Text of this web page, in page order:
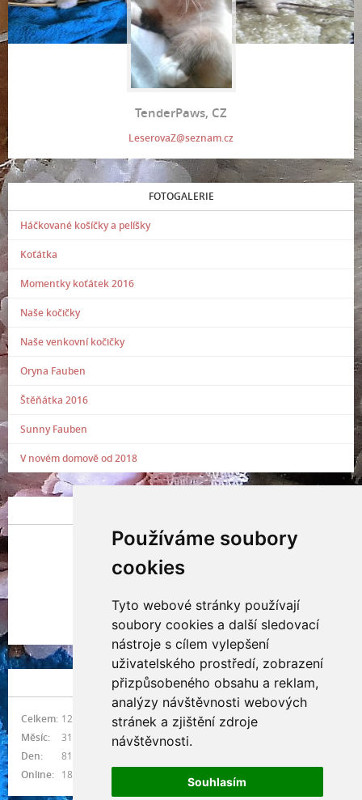
Používáme soubory
cookies
Tyto webové stránky používají
soubory cookies a další sledovací
nástroje s cílem vylepšení
uživatelského prostředí, zobrazení
přizpůsobeného obsahu a reklam,
analýzy návštěvnosti webových
stránek a zjištění zdroje
návštěvnosti.
Souhlasím
TenderPaws, CZ
LeserovaZ@seznam.cz
FOTOGALERIE
Háčkované košíčky a pelíšky
Koťátka
Momentky koťátek 2016
Naše kočičky
Naše venkovní kočičky
Oryna Fauben
Štěňátka 2016
Sunny Fauben
V novém domově od 2018
Indianna Ryve
Nostra, CZ
NÁVŠTĚVNOST
Online: 18
Celkem: 1216220
Měsíc:
31339
Den:
814